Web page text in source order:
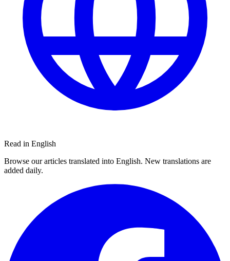
Read in English
Browse our articles translated into English. New translations are
added daily.